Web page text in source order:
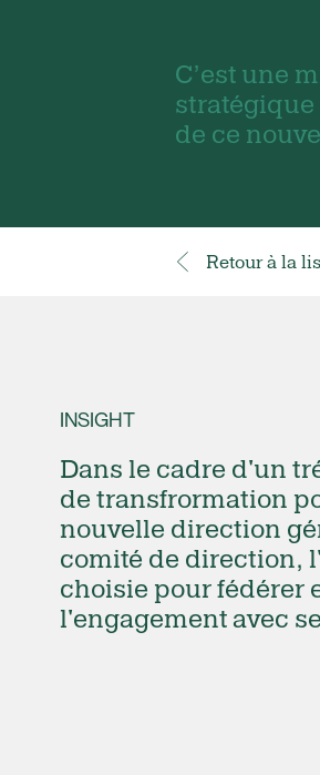
C’est une
de ce
Retour à la
INSIGHT
Dans le cadre d'un
de transfrormation
nouvelle direction
comité de direction,
choisie pour fédérer
l'engagement avec